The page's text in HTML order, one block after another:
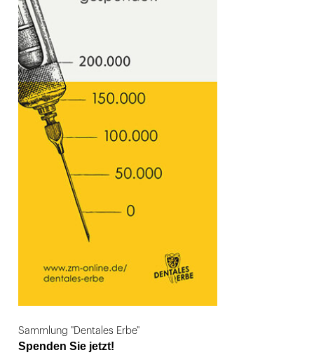
Sammlung "Dentales Erbe"
Spenden Sie jetzt!